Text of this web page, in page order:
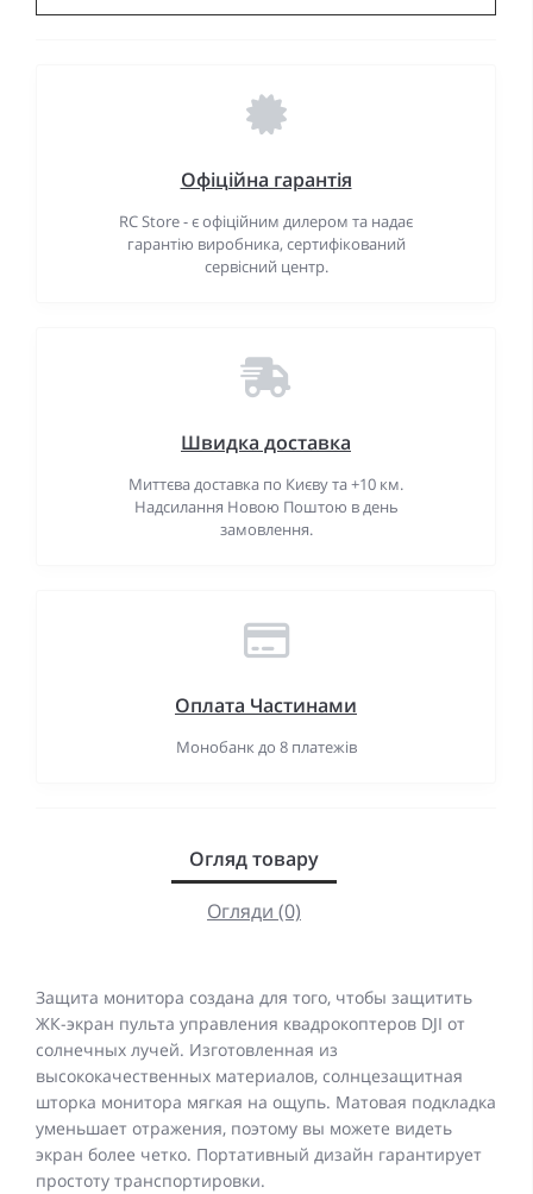
Офіційна гарантія
RC Store - є офіційним дилером та надає
гарантію виробника, сертифікований
сервісний центр.
Швидка доставка
Миттєва доставка по Києву та +10 км.
Надсилання Новою Поштою в день
замовлення.
Оплата Частинами
Монобанк до 8 платежів
Огляд товару
Огляди (0)
Защита монитора создана для того, чтобы защитить
ЖК-экран пульта управления квадрокоптеров DJI от
солнечных лучей. Изготовленная из
высококачественных материалов, солнцезащитная
шторка монитора мягкая на ощупь. Матовая подкладка
уменьшает отражения, поэтому вы можете видеть
экран более четко. Портативный дизайн гарантирует
простоту транспортировки.